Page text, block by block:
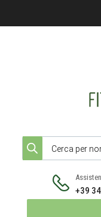
Products search
+39